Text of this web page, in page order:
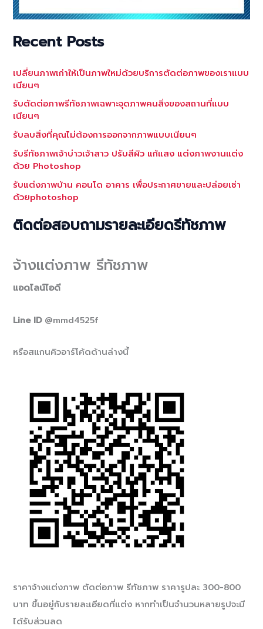
Recent Posts
เปลี่ยนภาพเก่าให้เป็นภาพใหม่ด้วยบริการตัดต่อภาพของเราแบบ
เนียนๆ
รับตัดต่อภาพรีทัชภาพเฉพาะจุดภาพคนสิ่งของสถานที่แบบ
เนียนๆ
รับลบสิ่งที่คุณไม่ต้องการออกจากภาพแบบเนียนๆ
รับรีทัชภาพเจ้าบ่าวเจ้าสาว ปรับสีผิว แก้แสง แต่งภาพงานแต่ง
ด้วย Photoshop
รับแต่งภาพบ้าน คอนโด อาคาร เพื่อประกาศขายและปล่อยเช่า
ด้วยphotoshop
ติดต่อสอบถามรายละเอียดรีทัชภาพ
จ้างแต่งภาพ รีทัชภาพ
แอดไลน์ไอดี
Line ID @mmd4525f
หรือสแกนคิวอาร์โค้ดด้านล่างนี้
ราคาจ้างแต่งภาพ ตัดต่อภาพ รีทัชภาพ ราคารูปละ 300-800
บาท ขึ้นอยู่กับรายละเอียดที่แต่ง หากทำเป็นจำนวนหลายรูปจะมี
ได้รับส่วนลด